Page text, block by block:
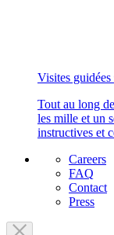
Visites guidées
Tout au long
les mille et un
instructives et
Careers
FAQ
Contact
Press